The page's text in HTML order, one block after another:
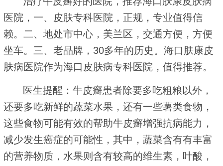
医院，一、皮肤专科医院，正规，专业值得信
赖。二、地处市中心，美兰区，交通方便，方便
坐车。三、老品牌，30多年的历史。海口肤康皮
肤病医院作为海口皮肤病专科医院，值得推荐。
医生提醒：牛皮癣患者除要多吃粗粮以外，
还要多吃新鲜的蔬菜水果，还有一些薯类食物，
这些食物可能有效的帮助牛皮癣增强抗病能力，
减少发生癌症的可能性，其中，蔬菜含有有丰富
的营养物质，水果则含有较高的维生素，叶酸，